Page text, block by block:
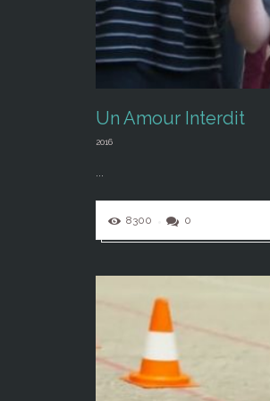
Un Amour Interdit
2016
8300 0